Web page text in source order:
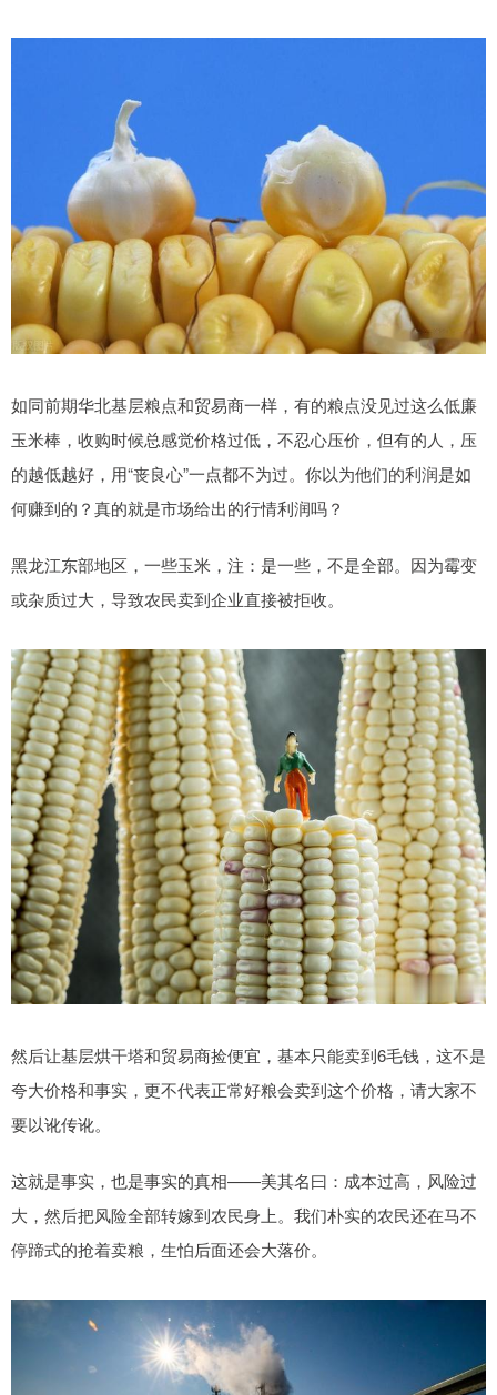
如同前期华北基层粮点和贸易商一样，有的粮点没见过这么低廉
玉米棒，收购时候总感觉价格过低，不忍心压价，但有的人，压
的越低越好，用“丧良心”一点都不为过。你以为他们的利润是如
何赚到的？真的就是市场给出的行情利润吗？
黑龙江东部地区，一些玉米，注：是一些，不是全部。因为霉变
或杂质过大，导致农民卖到企业直接被拒收。
然后让基层烘干塔和贸易商捡便宜，基本只能卖到6毛钱，这不是
夸大价格和事实，更不代表正常好粮会卖到这个价格，请大家不
要以讹传讹。
这就是事实，也是事实的真相——美其名曰：成本过高，风险过
大，然后把风险全部转嫁到农民身上。我们朴实的农民还在马不
停蹄式的抢着卖粮，生怕后面还会大落价。